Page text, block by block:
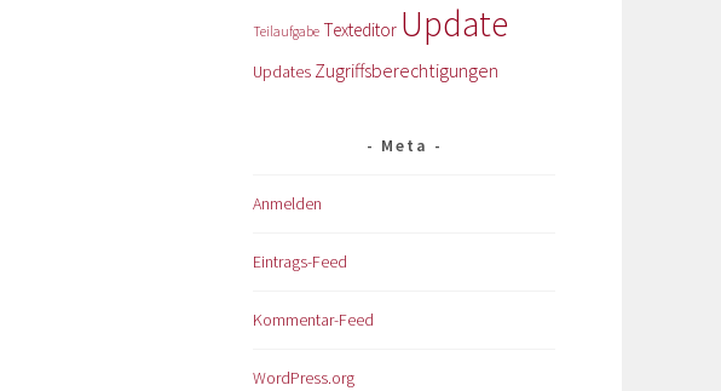
Teilaufgabe Texteditor Update
Updates Zugriffsberechtigungen
Meta
Anmelden
Eintrags-Feed
Kommentar-Feed
WordPress.org